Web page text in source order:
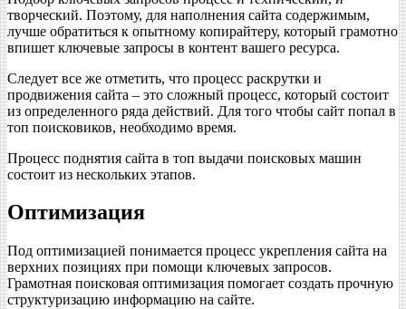
творческий. Поэтому, для наполнения сайта содержимым,
лучше обратиться к опытному копирайтеру, который грамотно
впишет ключевые запросы в контент вашего ресурса.
Следует все же отметить, что процесс раскрутки и
продвижения сайта – это сложный процесс, который состоит
из определенного ряда действий. Для того чтобы сайт попал в
топ поисковиков, необходимо время.
Процесс поднятия сайта в топ выдачи поисковых машин
состоит из нескольких этапов.
Оптимизация
Под оптимизацией понимается процесс укрепления сайта на
верхних позициях при помощи ключевых запросов.
Грамотная поисковая оптимизация помогает создать прочную
структуризацию информацию на сайте.